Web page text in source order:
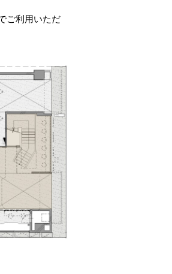
ご利用いただ